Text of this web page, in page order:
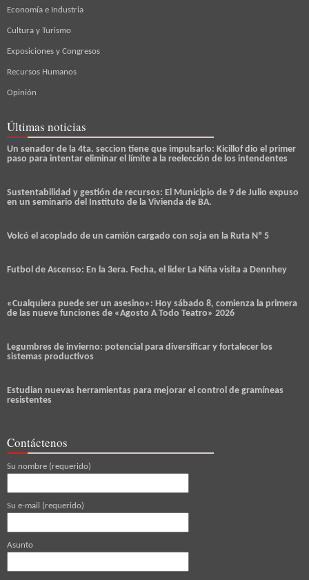
Economía e Industria
Cultura y Turismo
Exposiciones y Congresos
Recursos Humanos
Opinión
Últimas noticias
Un senador de la 4ta. seccion tiene que impulsarlo: Kicillof dio el primer
paso para intentar eliminar el límite a la reelección de los intendentes
Sustentabilidad y gestión de recursos: El Municipio de 9 de Julio expuso
en un seminario del Instituto de la Vivienda de BA.
Volcó el acoplado de un camión cargado con soja en la Ruta Nº 5
Futbol de Ascenso: En la 3era. Fecha, el lider La Niña visita a Dennhey
«Cualquiera puede ser un asesino»: Hoy sábado 8, comienza la primera
de las nueve funciones de «Agosto A Todo Teatro» 2026
Legumbres de invierno: potencial para diversificar y fortalecer los
sistemas productivos
Estudian nuevas herramientas para mejorar el control de gramíneas
resistentes
Contáctenos
Su nombre (requerido)
Su e-mail (requerido)
Asunto